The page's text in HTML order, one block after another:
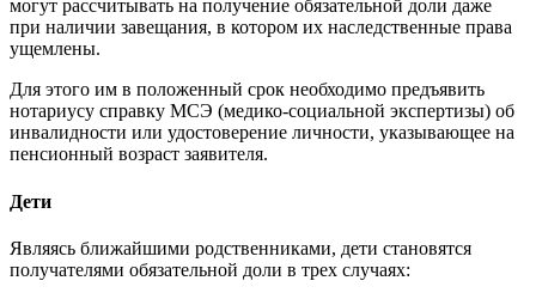
могут рассчитывать на получение обязательной доли даже
при наличии завещания, в котором их наследственные права
ущемлены.
Для этого им в положенный срок необходимо предъявить
нотариусу справку МСЭ (медико-социальной экспертизы) об
инвалидности или удостоверение личности, указывающее на
пенсионный возраст заявителя.
Дети
Являясь ближайшими родственниками, дети становятся
получателями обязательной доли в трех случаях: